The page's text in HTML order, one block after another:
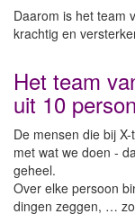
✉ Mail ons ...
Daarom is het team
krachtig en
Het team
uit 10
De mensen die bij
met wat we doen -
geheel.
Over elke persoon
dingen zeggen, …